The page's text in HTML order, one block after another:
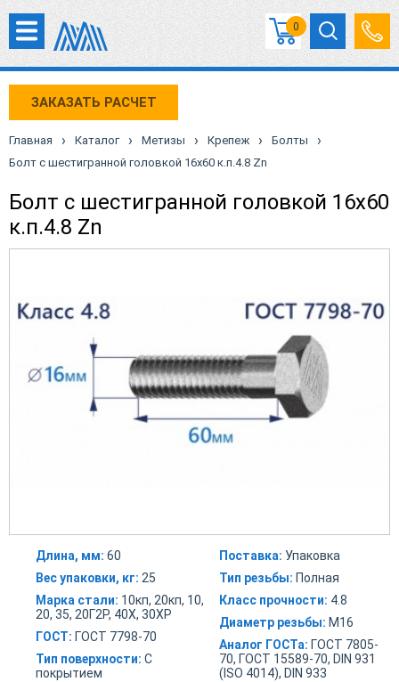
0
ЗАКАЗАТЬ РАСЧЕТ
Главная › Каталог › Метизы › Крепеж › Болты ›
Болт с шестигранной головкой 16х60 к.п.4.8 Zn
Болт с шестигранной головкой 16х60
к.п.4.8 Zn
Длина, мм: 60
Вес упаковки, кг: 25
Марка стали: 10кп, 20кп, 10,
20, 35, 20Г2Р, 40Х, 30ХР
ГОСТ: ГОСТ 7798-70
Тип поверхности: С
покрытием
Поставка: Упаковка
Тип резьбы: Полная
Класс прочности: 4.8
Диаметр резьбы: М16
Аналог ГОСТа: ГОСТ 7805-
70, ГОСТ 15589-70, DIN 931
(ISO 4014), DIN 933